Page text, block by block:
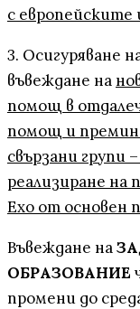
с
3. Осигуряване
въвеждане на
помощ в
помощ и
свързани групи
реализиране на
Ехо от основен
Въвеждане на
ОБРАЗОВАНИЕ
промени до